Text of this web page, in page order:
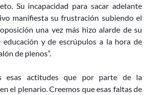
Su incapacidad para sacar adelante
manifiesta su frustración subiendo el
una vez más hizo alarde de su
educación y de escrúpulos a la hora de
de plenos”.
esas actitudes que por parte de la
el plenario. Creemos que esas faltas de